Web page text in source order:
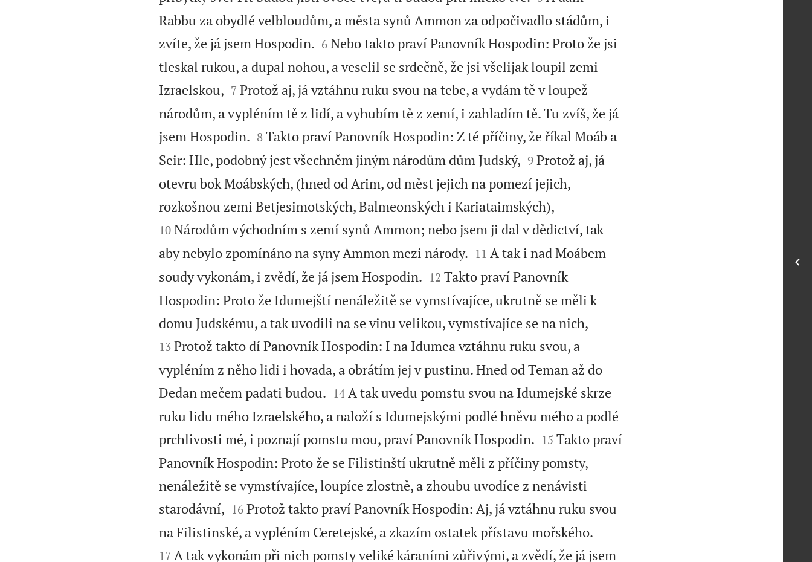
Rabbu za obydlé velbloudům, a města synů Ammon za odpočivadlo stádům, i
zvíte, že já jsem Hospodin.
6 Nebo takto praví Panovník Hospodin: Proto že jsi
tleskal rukou, a dupal nohou, a veselil se srdečně, že jsi všelijak loupil zemi
Izraelskou,
7 Protož aj, já vztáhnu ruku svou na tebe, a vydám tě v loupež
národům, a vypléním tě z lidí, a vyhubím tě z zemí, i zahladím tě. Tu zvíš, že já
jsem Hospodin.
8 Takto praví Panovník Hospodin: Z té příčiny, že říkal Moáb a
Seir: Hle, podobný jest všechněm jiným národům dům Judský,
9 Protož aj, já
otevru bok Moábských, (hned od Arim, od měst jejich na pomezí jejich,
rozkošnou zemi Betjesimotských, Balmeonských i Kariataimských),
10 Národům východním s zemí synů Ammon; nebo jsem ji dal v dědictví, tak
aby nebylo zpomínáno na syny Ammon mezi národy.
11 A tak i nad Moábem
soudy vykonám, i zvědí, že já jsem Hospodin.
12 Takto praví Panovník
Hospodin: Proto že Idumejští nenáležitě se vymstívajíce, ukrutně se měli k
domu Judskému, a tak uvodili na se vinu velikou, vymstívajíce se na nich,
13 Protož takto dí Panovník Hospodin: I na Idumea vztáhnu ruku svou, a
vypléním z něho lidi i hovada, a obrátím jej v pustinu. Hned od Teman až do
Dedan mečem padati budou.
14 A tak uvedu pomstu svou na Idumejské skrze
ruku lidu mého Izraelského, a naloží s Idumejskými podlé hněvu mého a podlé
prchlivosti mé, i poznají pomstu mou, praví Panovník Hospodin.
15 Takto praví
Panovník Hospodin: Proto že se Filistinští ukrutně měli z příčiny pomsty,
nenáležitě se vymstívajíce, loupíce zlostně, a zhoubu uvodíce z nenávisti
starodávní,
16 Protož takto praví Panovník Hospodin: Aj, já vztáhnu ruku svou
na Filistinské, a vypléním Ceretejské, a zkazím ostatek přístavu mořského.
17 A tak vykonám při nich pomsty veliké káraními zůřivými, a zvědí, že já jsem